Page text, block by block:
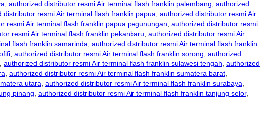
, authorized distributor resmi Air terminal flash franklin palembang, authorized
distributor resmi Air terminal flash franklin papua, authorized distributor resmi Air
resmi Air terminal flash franklin papua pegunungan, authorized distributor resmi
resmi Air terminal flash franklin pekanbaru, authorized distributor resmi Air
flash franklin samarinda, authorized distributor resmi Air terminal flash franklin
, authorized distributor resmi Air terminal flash franklin sorong, authorized
, authorized distributor resmi Air terminal flash franklin sulawesi tengah, authorized
, authorized distributor resmi Air terminal flash franklin sumatera barat,
utara, authorized distributor resmi Air terminal flash franklin surabaya,
pinang, authorized distributor resmi Air terminal flash franklin tanjung selor,